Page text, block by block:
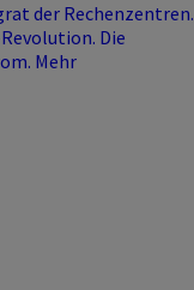
der Rechenzentren.
Die
Mehr